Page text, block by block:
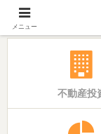
「
不動産投
メニュー